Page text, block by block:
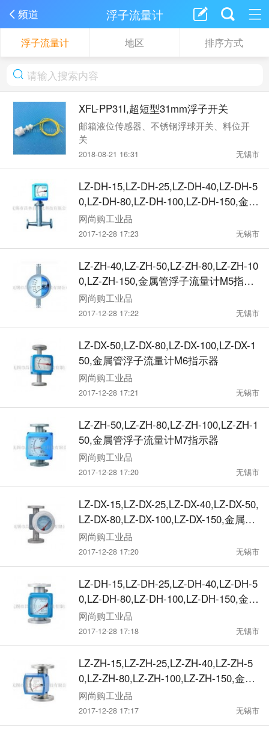
频道 浮子流量计
浮子流量计 地区 排序方式
XFL-PP31I,超短型31mm浮子开关
邮箱液位传感器、不锈钢浮球开关、料位开
关
2018-08-21 16:31 无锡市
LZ-DH-15,LZ-DH-25,LZ-DH-40,LZ-DH-5
0,LZ-DH-80,LZ-DH-100,LZ-DH-150,金属
管浮子流量计
网尚购工业品
2017-12-28 17:23 无锡市
LZ-ZH-40,LZ-ZH-50,LZ-ZH-80,LZ-ZH-10
0,LZ-ZH-150,金属管浮子流量计M5指示
器
网尚购工业品
2017-12-28 17:22 无锡市
LZ-DX-50,LZ-DX-80,LZ-DX-100,LZ-DX-1
50,金属管浮子流量计M6指示器
网尚购工业品
2017-12-28 17:21 无锡市
LZ-ZH-50,LZ-ZH-80,LZ-ZH-100,LZ-ZH-1
50,金属管浮子流量计M7指示器
网尚购工业品
2017-12-28 17:20 无锡市
LZ-DX-15,LZ-DX-25,LZ-DX-40,LZ-DX-50,
LZ-DX-80,LZ-DX-100,LZ-DX-150,金属管
浮子流量计M8指示器
网尚购工业品
2017-12-28 17:20 无锡市
LZ-DH-15,LZ-DH-25,LZ-DH-40,LZ-DH-5
0,LZ-DH-80,LZ-DH-100,LZ-DH-150,金属
管浮子流量计M9指示器
网尚购工业品
2017-12-28 17:18 无锡市
LZ-ZH-15,LZ-ZH-25,LZ-ZH-40,LZ-ZH-5
0,LZ-ZH-80,LZ-ZH-100,LZ-ZH-150,金属
管浮子流量计M10指示器
网尚购工业品
2017-12-28 17:17 无锡市